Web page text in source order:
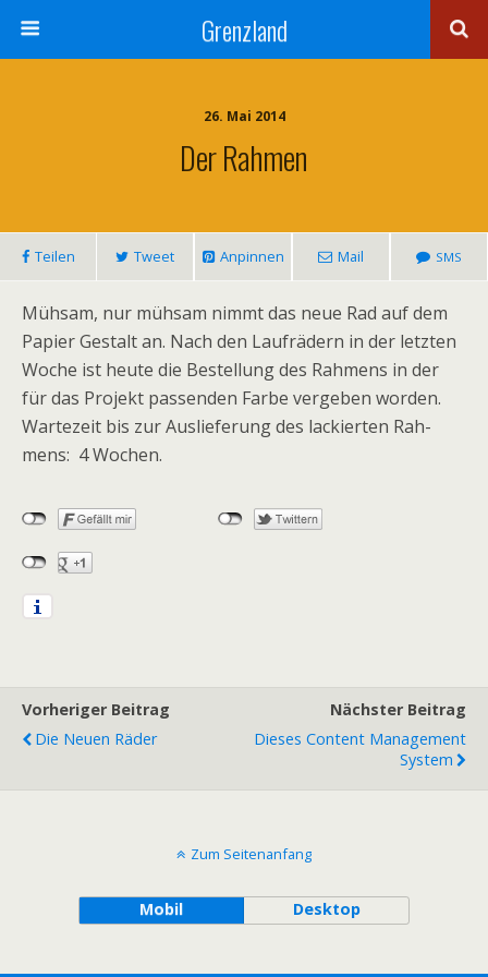
Grenzland
26. Mai 2014
Der Rahmen
Tei­len Tweet Anpin­nen Mail SMS
Müh­sam, nur müh­sam nimmt das neue Rad auf dem
Papier Gestalt an. Nach den Lauf­rä­dern in der letz­ten
Woche ist heute die Bestel­lung des Rah­mens in der
für das Pro­jekt pas­sen­den Farbe ver­ge­ben wor­den.
War­te­zeit bis zur Aus­lie­fe­rung des lackier­ten Rah­
mens: 4 Wochen.
Vorheriger Beitrag
Die Neuen Räder
Nächster Beitrag
Dieses Content Management
System
Zum Seitenanfang
Mobil Desktop